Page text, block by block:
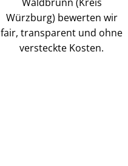
Würzburg) bewerten wir
fair, transparent und ohne
versteckte Kosten.